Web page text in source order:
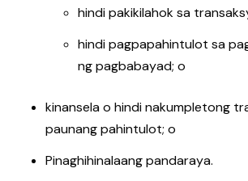
hindi pakikilahok sa
hindi pagpapahintulot sa
ng pagbabayad; o
kinansela o hindi nakumpletong
paunang pahintulot; o
Pinaghihinalaang pandaraya.